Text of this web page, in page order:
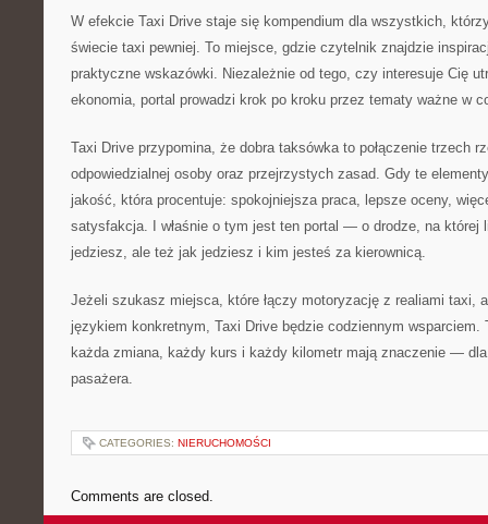
W efekcie Taxi Drive staje się kompendium dla wszystkich,
świecie taxi pewniej. To miejsce, gdzie czytelnik znajdzie
praktyczne wskazówki. Niezależnie od tego, czy interesuje Cię
ekonomia, portal prowadzi krok po kroku przez tematy ważne w
Taxi Drive przypomina, że dobra taksówka to połączenie trzech
odpowiedzialnej osoby oraz przejrzystych zasad. Gdy te
jakość, która procentuje: spokojniejsza praca, lepsze oceny,
satysfakcja. I właśnie o tym jest ten portal — o drodze, na której
jedziesz, ale też jak jedziesz i kim jesteś za kierownicą.
Jeżeli szukasz miejsca, które łączy motoryzację z realiami taxi,
językiem konkretnym, Taxi Drive będzie codziennym wsparciem.
każda zmiana, każdy kurs i każdy kilometr mają znaczenie —
pasażera.
CATEGORIES: NIERUCHOMOŚCI
Comments are closed.